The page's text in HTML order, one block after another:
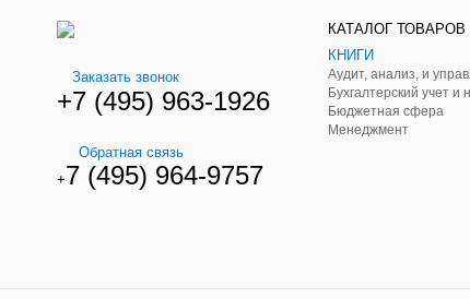
Заказать звонок
+7 (495) 963-1926
Обратная связь
+7 (495) 964-9757
КАТАЛОГ ТОВАРОВ
КНИГИ
Бухгалтерский учет и
Бюджетная сфера
Менеджмент